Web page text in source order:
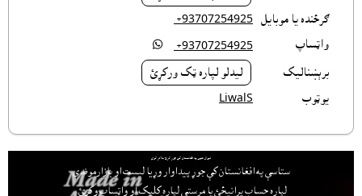
ګرځنده يا موبايل ‎ +93707254925
واټساپ ‎ +93707254925

برېښناليک ليدلو لپاره ټک ورکړئ
يوټوب LiwalS
لېوال هټۍ په افغانستان کې جوړ کړئ ملاتړ کوي
ستاسې په افغانستان کې جوړ پيداوار وړيا ليست او بازارموندې
لپاره حساب پرانيځئ يا مرستې لپاره کليک او واټساپ وکړئ.